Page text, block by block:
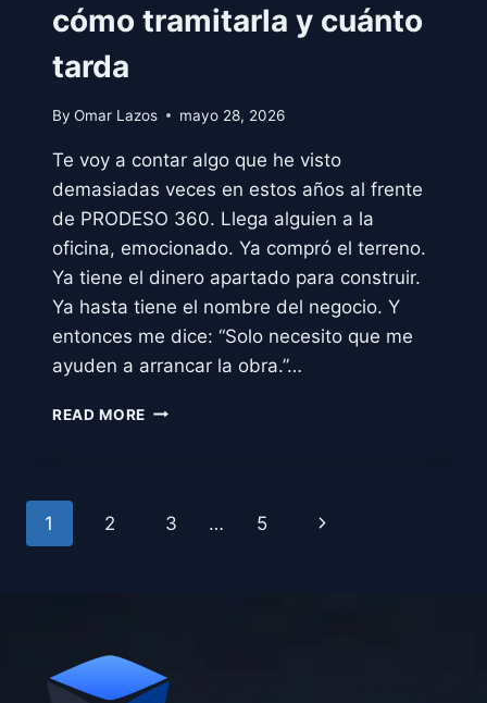
cómo tramitarla y cuánto
tarda
By Omar Lazos mayo 28, 2026
Te voy a contar algo que he visto
demasiadas veces en estos años al frente
de PRODESO 360. Llega alguien a la
oficina, emocionado. Ya compró el terreno.
Ya tiene el dinero apartado para construir.
Ya hasta tiene el nombre del negocio. Y
entonces me dice: “Solo necesito que me
ayuden a arrancar la obra.”…
READ MORE FACTIBILIDAD
TARDA
Page
1 2 3 … 5
Next